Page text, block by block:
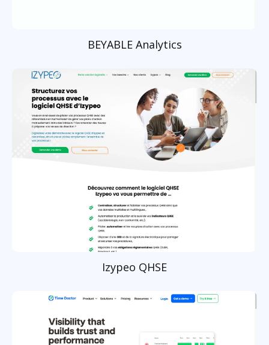
BEYABLE Analytics
Izypeo QHSE